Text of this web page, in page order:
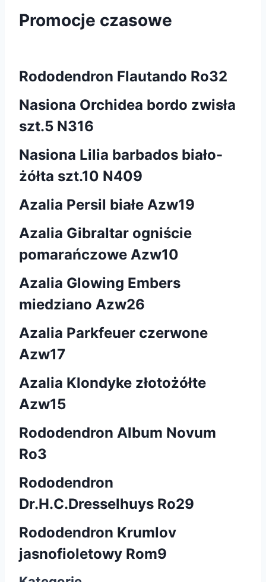
Promocje czasowe
Rododendron Flautando Ro32
Nasiona Orchidea bordo zwisła
szt.5 N316
Nasiona Lilia barbados biało-
żółta szt.10 N409
Azalia Persil białe Azw19
Azalia Gibraltar ogniście
pomarańczowe Azw10
Azalia Glowing Embers
miedziano Azw26
Azalia Parkfeuer czerwone
Azw17
Azalia Klondyke złotożółte
Azw15
Rododendron Album Novum
Ro3
Rododendron
Dr.H.C.Dresselhuys Ro29
Rododendron Krumlov
jasnofioletowy Rom9